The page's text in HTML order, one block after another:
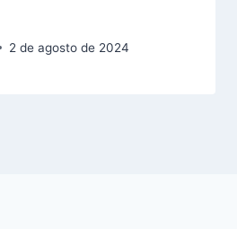
2 de agosto de 2024